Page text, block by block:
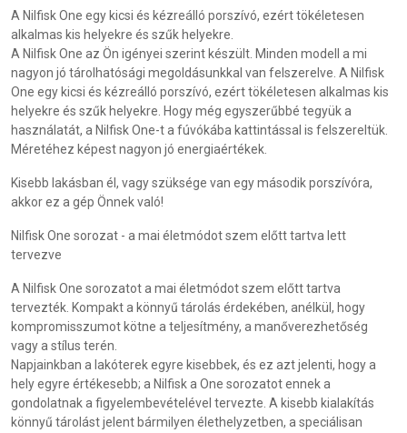
A Nilfisk One egy kicsi és kézreálló porszívó, ezért tökéletesen
alkalmas kis helyekre és szűk helyekre.
A Nilfisk One az Ön igényei szerint készült. Minden modell a mi
nagyon jó tárolhatósági megoldásunkkal van felszerelve. A Nilfisk
One egy kicsi és kézreálló porszívó, ezért tökéletesen alkalmas kis
helyekre és szűk helyekre. Hogy még egyszerűbbé tegyük a
használatát, a Nilfisk One-t a fúvókába kattintással is felszereltük.
Méretéhez képest nagyon jó energiaértékek.
Kisebb lakásban él, vagy szüksége van egy második porszívóra,
akkor ez a gép Önnek való!
Nilfisk One sorozat - a mai életmódot szem előtt tartva lett
tervezve
A Nilfisk One sorozatot a mai életmódot szem előtt tartva
tervezték. Kompakt a könnyű tárolás érdekében, anélkül, hogy
kompromisszumot kötne a teljesítmény, a manőverezhetőség
vagy a stílus terén.
Napjainkban a lakóterek egyre kisebbek, és ez azt jelenti, hogy a
hely egyre értékesebb; a Nilfisk a One sorozatot ennek a
gondolatnak a figyelembevételével tervezte. A kisebb kialakítás
könnyű tárolást jelent bármilyen élethelyzetben, a speciálisan